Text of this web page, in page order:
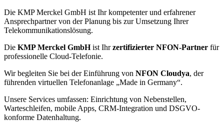
Die KMP Merckel GmbH ist Ihr kompetenter und erfahrener
Ansprechpartner von der Planung bis zur Umsetzung Ihrer
Telekommunikationslösung.
Die KMP Merckel GmbHist Ihrzertifizierter NFON-Partner für
professionelle Cloud-Telefonie.
Wir begleiten Sie bei der Einführung von NFON Cloudya, der
führenden virtuellen Telefonanlage „Made in Germany“.
Unsere Services umfassen: Einrichtung von Nebenstellen,
Warteschleifen, mobile Apps, CRM-Integration und DSGVO-
konforme Datenhaltung.